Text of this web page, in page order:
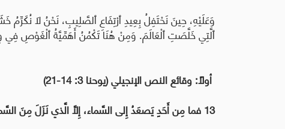
وَعَلَيْهِ، حِينَ نَحْتَفِلُ بِعِيدِ ٱرْتِفَاعِ ٱلصَّلِيبِ، نَحْنُ لَا
ٱلَّتِي خَلَّصَتِ ٱلْعَالَمَ. وَمِنْ هُنَا تَكْمُنُ أَهَمِّيَّةُ ٱلْغَوْصِ فِي
أولاً: وقائع النص الإنجيلي (يوحنا 3: 14-21)
13 فما مِن أَحَدٍ يَصعَدُ إِلى السَّماء، إِلاَّ الَّذي نَزَلَ مِنَ السَّماء، وهو ٱبنُ الإِنسان